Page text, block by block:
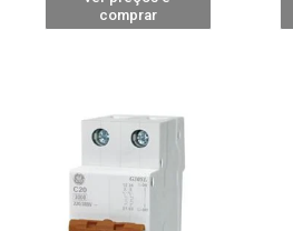
comprar